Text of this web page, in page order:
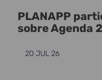
PLANAPP
sobre Agenda
20 JUL 26